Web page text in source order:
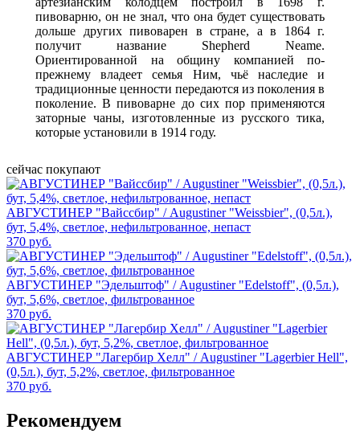
пивоварню, он не знал, что она будет существовать
дольше других пивоварен в стране, а в 1864 г.
получит название Shepherd Neame.
Ориентированной на общину компанией по-
прежнему владеет семья Ним, чьё наследие и
традиционные ценности передаются из поколения в
поколение. В пивоварне до сих пор применяются
заторные чаны, изготовленные из русского тика,
которые установили в 1914 году.
сейчас покупают
АВГУСТИНЕР "Вайссбир" / Augustiner "Weissbier", (0,5л.),
бут, 5,4%, светлое, нефильтрованное, непаст
370 руб.
АВГУСТИНЕР "Эдельштоф" / Augustiner "Edelstoff", (0,5л.),
бут, 5,6%, светлое, фильтрованное
370 руб.
АВГУСТИНЕР "Лагербир Хелл" / Augustiner "Lagerbier Hell",
(0,5л.), бут, 5,2%, светлое, фильтрованное
370 руб.
Рекомендуем